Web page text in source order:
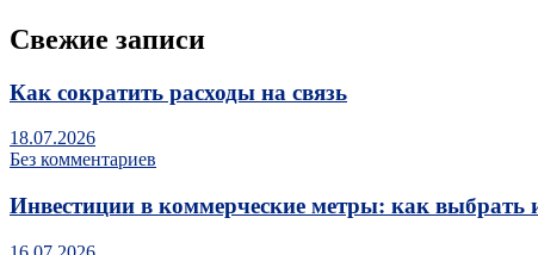
Свежие записи
Как сократить расходы на связь
18.07.2026
Без комментариев
Инвестиции в коммерческие метры: как выбрать